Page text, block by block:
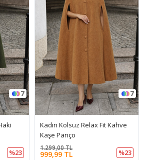
7
%23
7
Kadın Kolsuz Relax Fit Kahve
Kaşe Panço
999,99 TL
1.299,00 TL
%23